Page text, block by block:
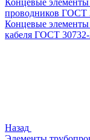
Концевые
проводников ГОСТ
Концевые
кабеля ГОСТ
Назад